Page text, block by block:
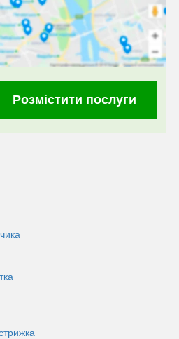
Розмістити послуги